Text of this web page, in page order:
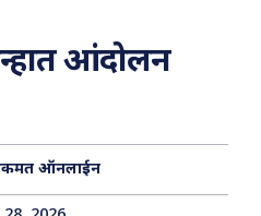
आंदोलन
ऑनलाईन